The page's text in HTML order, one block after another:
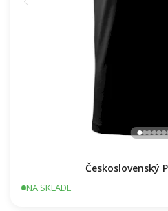
Československý
NA SKLADE